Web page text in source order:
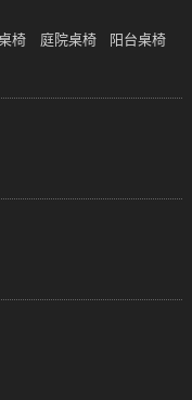
椅 庭院桌椅
阳台桌椅